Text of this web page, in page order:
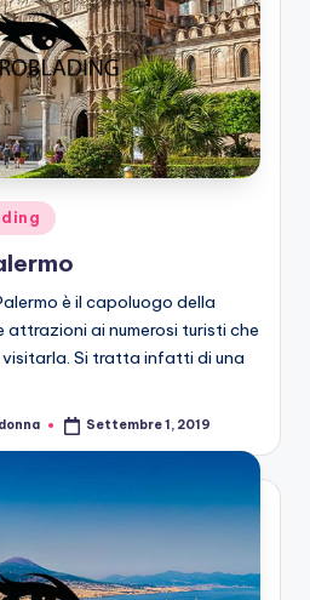
è il capoluogo della
attrazioni ai numerosi turisti che
Si tratta infatti di una
Settembre 1, 2019